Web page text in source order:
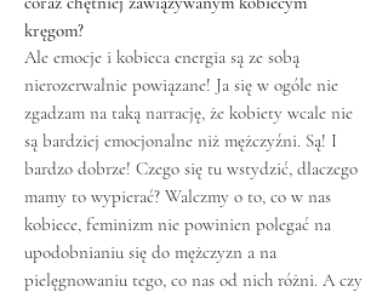
kręgom?
Ale emocje i kobieca energia są ze sobą
nierozerwalnie powiązane! Ja się w ogóle nie
zgadzam na taką narrację, że kobiety wcale nie
są bardziej emocjonalne niż mężczyźni. Są! I
bardzo dobrze! Czego się tu wstydzić, dlaczego
mamy to wypierać? Walczmy o to, co w nas
kobiece, feminizm nie powinien polegać na
upodobnianiu się do mężczyzn a na
pielęgnowaniu tego, co nas od nich różni. A czy